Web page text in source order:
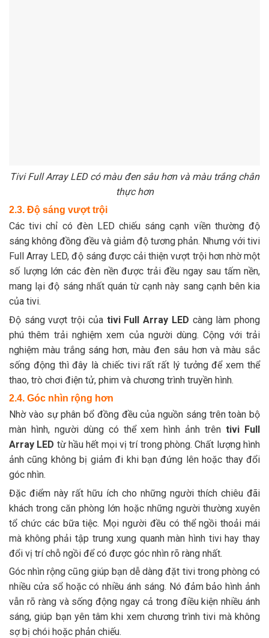
Tivi Full Array LED có màu đen sâu hơn và màu trắng chân
thực hơn
2.3. Độ sáng vượt trội
Các tivi chỉ có đèn LED chiếu sáng cạnh viền thường độ
sáng không đồng đều và giảm độ tương phản. Nhưng với tivi
Full Array LED, độ sáng được cải thiện vượt trội hơn nhờ một
số lượng lớn các đèn nền được trải đều ngay sau tấm nền,
mang lại độ sáng nhất quán từ cạnh này sang cạnh bên kia
của tivi.
Độ sáng vượt trội của tivi Full Array LED càng làm phong
phú thêm trải nghiệm xem của người dùng. Cộng với trải
nghiệm màu trắng sáng hơn, màu đen sâu hơn và màu sắc
sống động thì đây là chiếc tivi rất rất lý tưởng để xem thể
thao, trò chơi điện tử, phim và chương trình truyền hình.
2.4. Góc nhìn rộng hơn
Nhờ vào sự phân bổ đồng đều của nguồn sáng trên toàn bộ
màn hình, người dùng có thể xem hình ảnh trêntivi Full
Array LED từ hầu hết mọi vị trí trong phòng. Chất lượng hình
ảnh cũng không bị giảm đi khi bạn đứng lên hoặc thay đổi
góc nhìn.
Đặc điểm này rất hữu ích cho những người thích chiêu đãi
khách trong căn phòng lớn hoặc những người thường xuyên
tổ chức các bữa tiệc. Mọi người đều có thể ngồi thoải mái
mà không phải tập trung xung quanh màn hình tivi hay thay
đổi vị trí chỗ ngồi để có được góc nhìn rõ ràng nhất.
Góc nhìn rộng cũng giúp bạn dễ dàng đặt tivi trong phòng có
nhiều cửa sổ hoặc có nhiều ánh sáng. Nó đảm bảo hình ảnh
vẫn rõ ràng và sống động ngay cả trong điều kiện nhiều ánh
sáng, giúp bạn yên tâm khi xem chương trình tivi mà không
sợ bị chói hoặc phản chiếu.